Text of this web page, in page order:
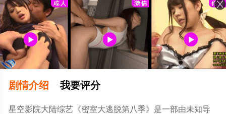
剧情介绍 我要评分
星空影院大陆综艺《密室大逃脱第八季》是一部由未知导